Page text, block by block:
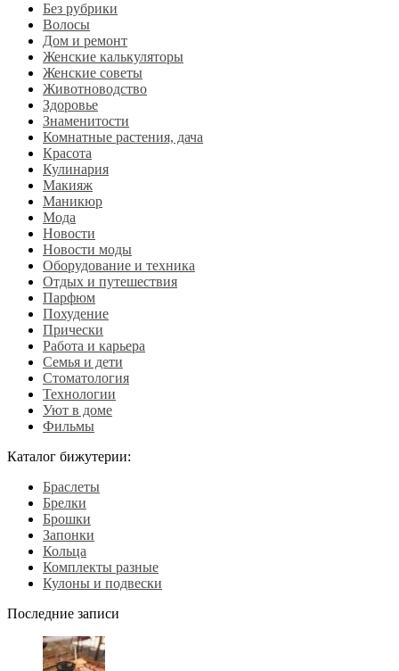
Без рубрики
Волосы
Дом и ремонт
Женские калькуляторы
Женские советы
Животноводство
Здоровье
Знаменитости
Комнатные растения, дача
Красота
Кулинария
Макияж
Маникюр
Мода
Новости
Новости моды
Оборудование и техника
Отдых и путешествия
Парфюм
Похудение
Прически
Работа и карьера
Семья и дети
Стоматология
Технологии
Уют в доме
Фильмы
Каталог бижутерии:
Браслеты
Брелки
Брошки
Запонки
Кольца
Комплекты разные
Кулоны и подвески
Последние записи